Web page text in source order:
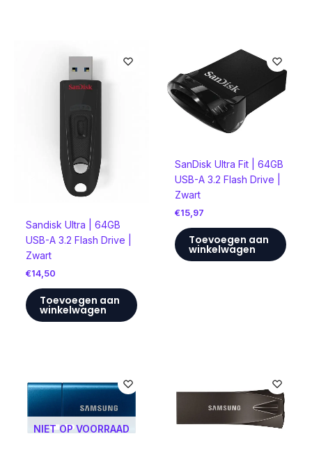
Sandisk Ultra | 64GB
USB-A 3.2 Flash Drive |
Zwart
€14,50
Toevoegen aan
winkelwagen
SanDisk Ultra Fit | 64GB
USB-A 3.2 Flash Drive |
Zwart
€15,97
Toevoegen aan
winkelwagen
NIET OP VOORRAAD